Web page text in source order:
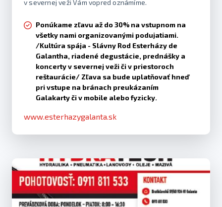
v severnej veži Vám vopred oznámíme.
Ponúkame zľavu až do 30% na vstupnom na
všetky nami organizovanými podujatiami.
/Kultúra spája - Slávny Rod Esterházy de
Galantha, riadené degustácie, prednášky a
koncerty v severnej veži či v priestoroch
reštaurácie/ Zľava sa bude uplatňovať hneď
pri vstupe na bránach preukázaním
Galakarty či v mobile alebo fyzicky.
www.esterhazygalanta.sk